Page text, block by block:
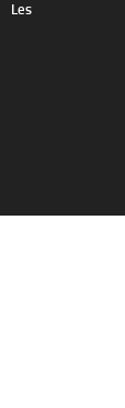
Les